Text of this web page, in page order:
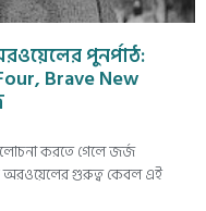
পুনর্পাঠ:
Brave New
করতে গেলে জর্জ
অরওয়েলের গুরুত্ব কেবল এই